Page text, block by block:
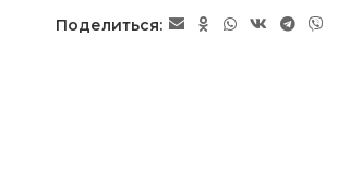
Поделиться: